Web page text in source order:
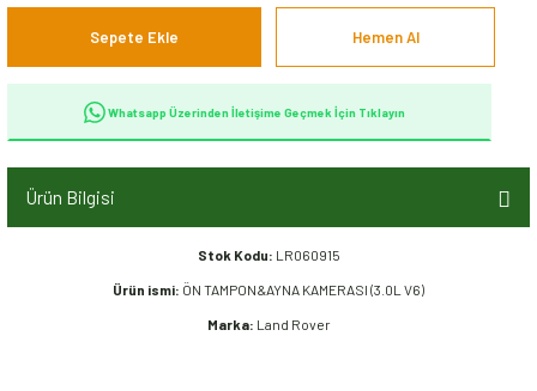
Sepete Ekle Hemen Al
Whatsapp Üzerinden İletişime Geçmek İçin Tıklayın
Ürün Bilgisi
Stok Kodu: LR060915
Ürün ismi: ÖN TAMPON&AYNA KAMERASI (3.0L V6)
Marka: Land Rover